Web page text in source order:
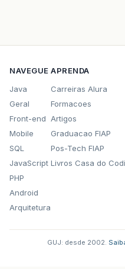
NAVEGUE
Java
Geral
Front-end
Mobile
SQL
JavaScript
PHP
Android
Arquitetura
APRENDA
Carreiras Alura
Formacoes
Artigos
Graduacao FIAP
Pos-Tech FIAP
Livros Casa do
GUJ: desde 2002.